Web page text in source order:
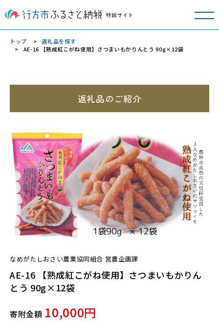
トップ
返礼品を探す
AE-16 【熟成紅こがね使用】さつまいもかりんとう 90g×12袋
返礼品のご紹介
なめがたしおさい農業協同組合 営農企画課
AE-16 【熟成紅こがね使用】さつまいもかりん
とう 90g×12袋
寄附金額 10,000円